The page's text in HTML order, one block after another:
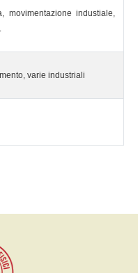
movimentazione industiale,
varie industriali